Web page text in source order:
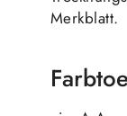
Merkblatt.